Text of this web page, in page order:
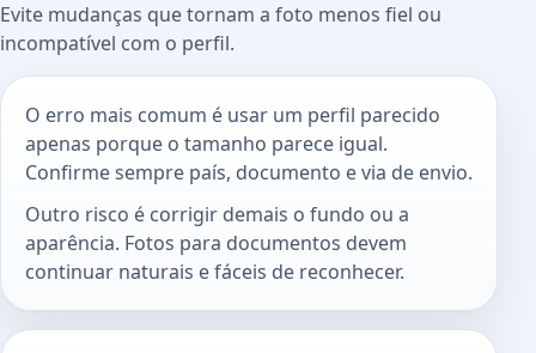
Evite mudanças que tornam a foto menos fiel ou
incompatível com o perfil.
O erro mais comum é usar um perfil parecido
apenas porque o tamanho parece igual.
Confirme sempre país, documento e via de envio.
Outro risco é corrigir demais o fundo ou a
aparência. Fotos para documentos devem
continuar naturais e fáceis de reconhecer.